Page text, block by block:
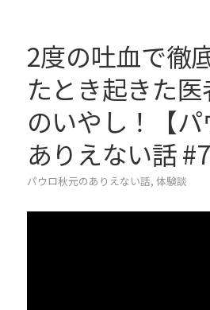
2度の吐血で徹
たとき起きた
のいやし！【
ありえない話
パウロ秋元のありえない話, 体験談